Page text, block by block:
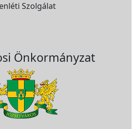
Szolgálat
Önkormányzat